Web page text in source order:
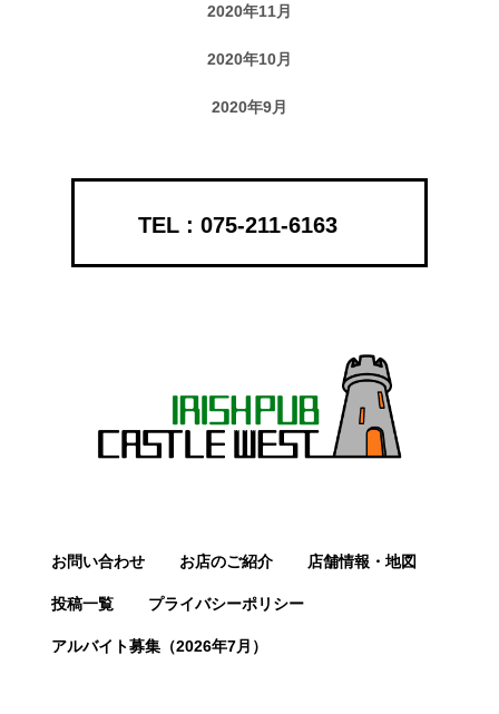
2020年11月
2020年10月
2020年9月
075-211-6163
お問い合わせ お店のご紹介 店舗情報・地図
投稿一覧 プライバシーポリシー
アルバイト募集（2026年7月）